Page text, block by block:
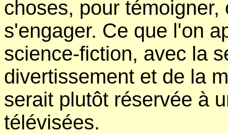
choses, pour
s'engager. Ce que l'on
science-fiction, avec la
divertissement et de la
serait plutôt réservée à
télévisées.